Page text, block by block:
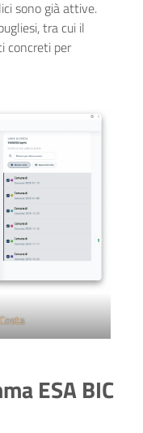
sono già attive.
tra cui il
concreti per
ESA BIC